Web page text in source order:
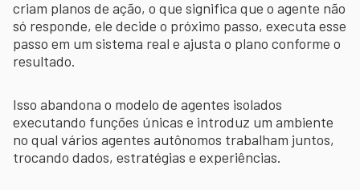
criam planos de ação, o que significa que o agente não
só responde, ele decide o próximo passo, executa esse
passo em um sistema real e ajusta o plano conforme o
resultado.
Isso abandona o modelo de agentes isolados
executando funções únicas e introduz um ambiente
no qual vários agentes autônomos trabalham juntos,
trocando dados, estratégias e experiências.